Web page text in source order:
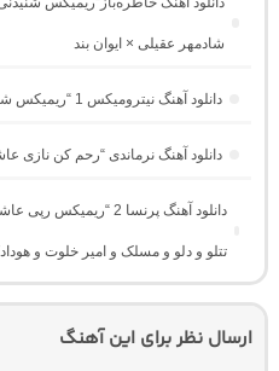
شادمهر عقیلی × ایوان بند
دانلود آهنگ نیترومیکس 1 “ریمیکس شاد بیس دار” از دیجی نویرو
دانلود آهنگ نرماندی “رحم کن نازی
دانلود آهنگ پرنسا 2
تتلو و دلو و مسلک و امیر خلوت و
ارسال نظر برای این آهنگ